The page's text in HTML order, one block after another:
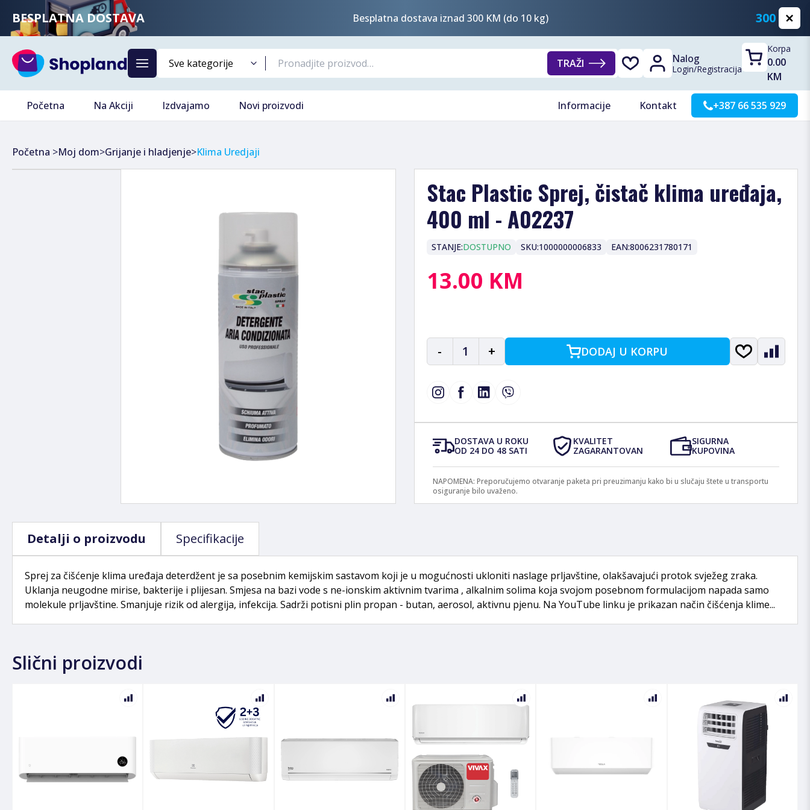
BESPLATNA DOSTAVA Besplatna dostava iznad 300 KM (do 10 kg) 300 KM
TRAŽI Nalog
Login/Registracija
Korpa
0.00
KM
Početna Na Akciji Izdvajamo Novi proizvodi Informacije Kontakt +387 66 535 929
Početna >Moj dom>Grijanje i hladjenje>Klima Uredjaji
Stac Plastic Sprej, čistač klima uređaja,
400 ml - A02237
STANJE:DOSTUPNO SKU:1000000006833 EAN:8006231780171
13.00 KM
- 1 + DODAJ U KORPU
DOSTAVA U ROKU
OD 24 DO 48 SATI
KVALITET
ZAGARANTOVAN
SIGURNA
KUPOVINA
NAPOMENA: Preporučujemo otvaranje paketa pri preuzimanju kako bi u slučaju štete u transportu
osiguranje bilo uvaženo.
Detalji o proizvodu Specifikacije
Sprej za čišćenje klima uređaja deterdžent je sa posebnim kemijskim sastavom koji je u mogućnosti ukloniti naslage prljavštine, olakšavajući protok svježeg zraka.
Uklanja neugodne mirise, bakterije i plijesan. Smjesa na bazi vode s ne-ionskim aktivnim tvarima , alkalnim solima koja svojom posebnom formulacijom napada samo
molekule prljavštine. Smanjuje rizik od alergija, infekcija. Sadrži potisni plin propan - butan, aerosol, aktivnu pjenu. Na YouTube linku je prikazan način čišćenja klime...
Slični proizvodi